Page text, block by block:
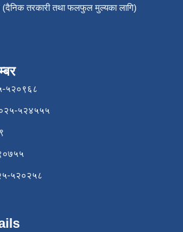
(दैनिक तरकारी तथा फलफुल मुल्यका लागि)
५२०९६८
०२५-५२४५५५
५२०२५८